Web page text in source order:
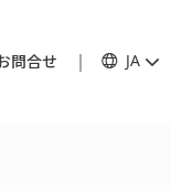
問合せ JA